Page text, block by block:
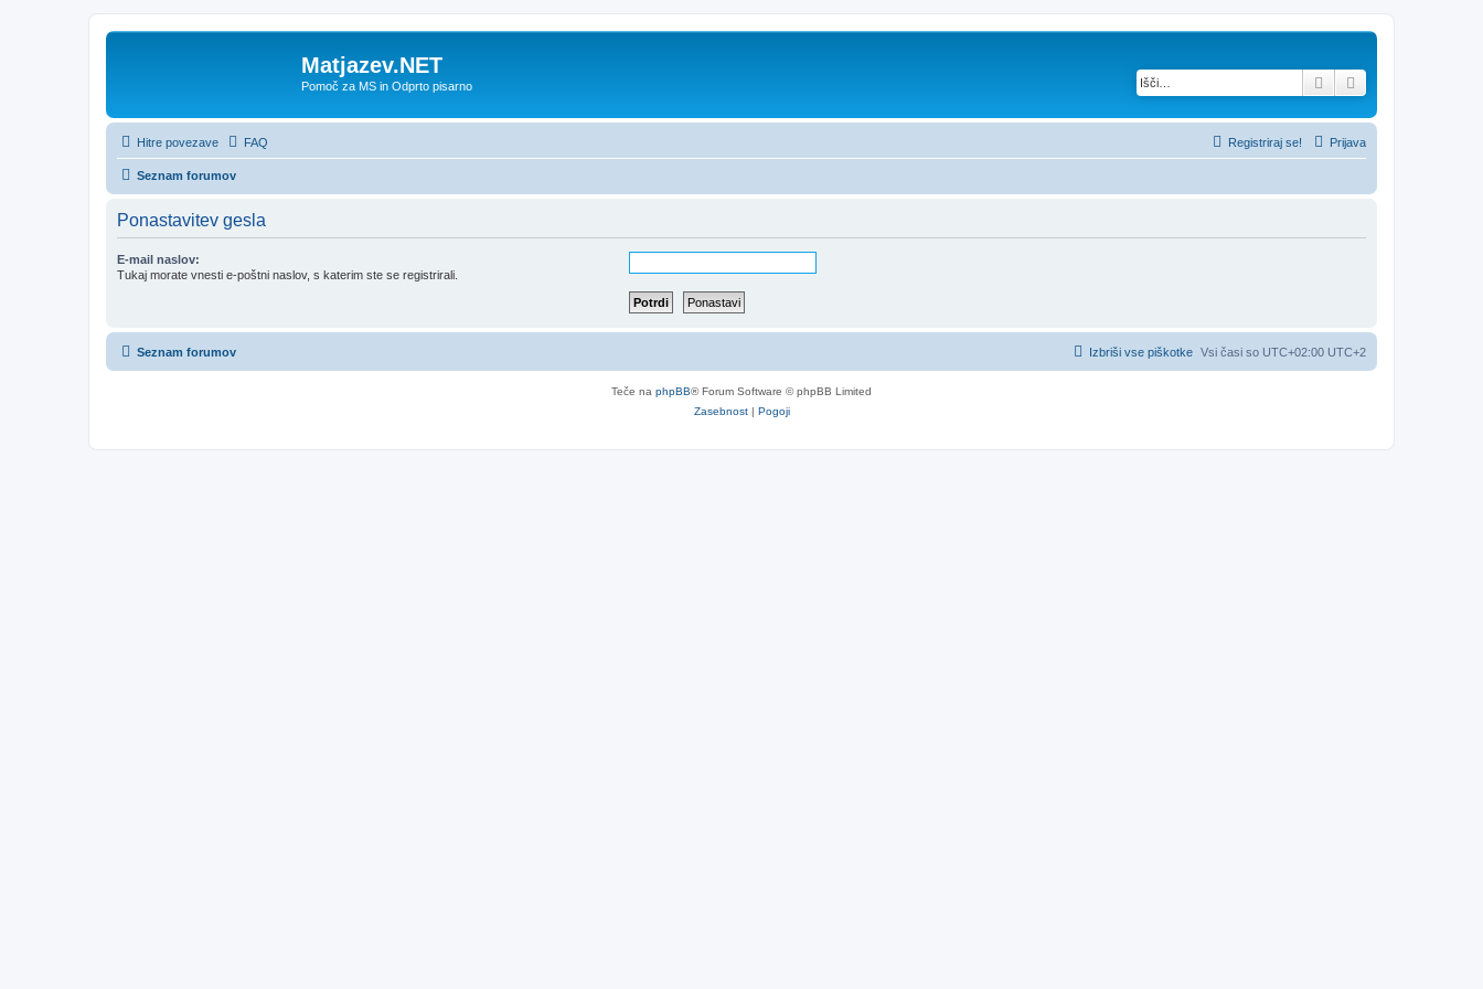
Matjazev.NET
Pomoč za MS in Odprto pisarno Iskanje
Hitre povezave FAQ Prijava
Registriraj se!
Seznam forumov
Ponastavitev gesla
E-mail naslov:
Tukaj morate vnesti e-poštni naslov, s katerim ste se registrirali.
Seznam forumov Vsi časi so UTC+02:00 UTC+2
Izbriši vse piškotke
Teče na phpBB® Forum Software © phpBB Limited
Zasebnost| Pogoji